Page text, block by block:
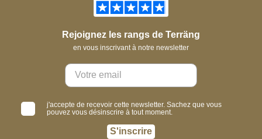
Rejoignez les rangs de Terräng
en vous inscrivant à notre newsletter
j'accepte de recevoir cette newsletter. Sachez que vous
pouvez vous désinscrire à tout moment.
S'inscrire